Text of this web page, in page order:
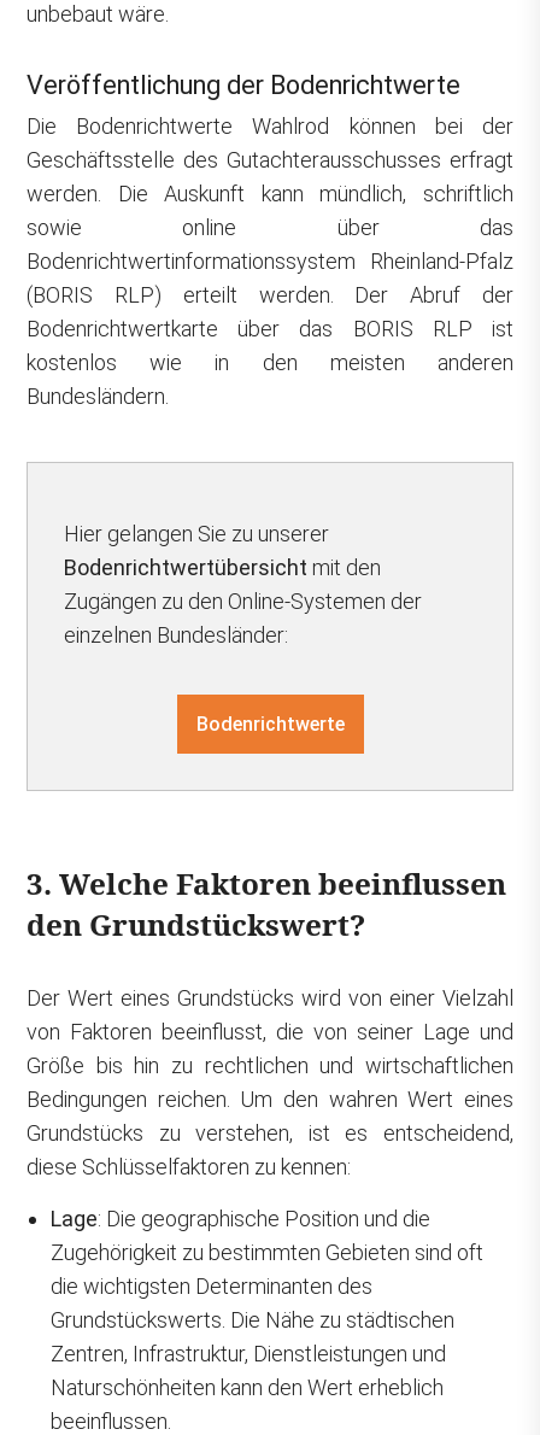
unbebaut wäre.
Veröffentlichung der Bodenrichtwerte
Die Bodenrichtwerte Wahlrod können bei der
Geschäftsstelle des Gutachterausschusses erfragt
werden. Die Auskunft kann mündlich, schriftlich
sowie online über das
Bodenrichtwertinformationssystem Rheinland-Pfalz
(BORIS RLP) erteilt werden. Der Abruf der
Bodenrichtwertkarte über das BORIS RLP ist
kostenlos wie in den meisten anderen
Bundesländern.
Hier gelangen Sie zu unserer
Bodenrichtwertübersicht mit den
Zugängen zu den Online-Systemen der
einzelnen Bundesländer:
Bodenrichtwerte
3. Welche Faktoren beeinflussen
den Grundstückswert?
Der Wert eines Grundstücks wird von einer Vielzahl
von Faktoren beeinflusst, die von seiner Lage und
Größe bis hin zu rechtlichen und wirtschaftlichen
Bedingungen reichen. Um den wahren Wert eines
Grundstücks zu verstehen, ist es entscheidend,
diese Schlüsselfaktoren zu kennen:
Lage: Die geographische Position und die
Zugehörigkeit zu bestimmten Gebieten sind oft
die wichtigsten Determinanten des
Grundstückswerts. Die Nähe zu städtischen
Zentren, Infrastruktur, Dienstleistungen und
Naturschönheiten kann den Wert erheblich
beeinflussen.